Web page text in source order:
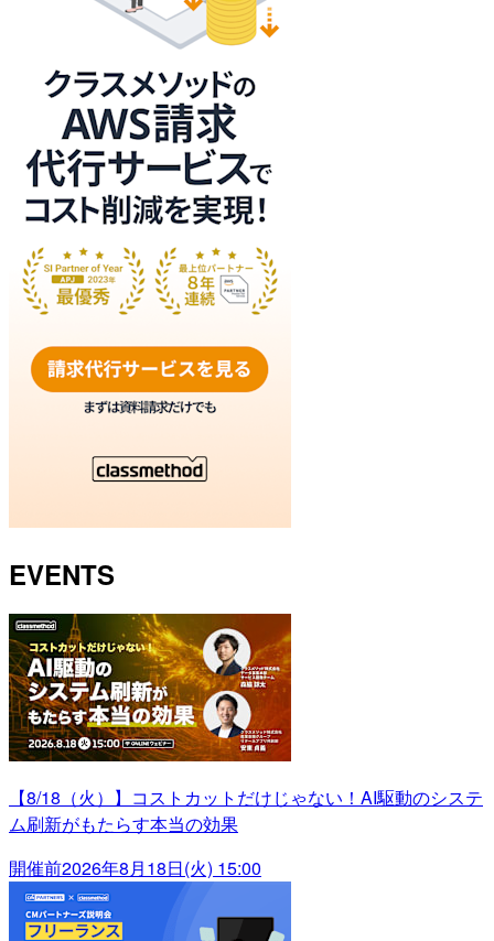
EVENTS
【8/18（火）】コストカットだけじゃない！AI駆動のシステ
ム刷新がもたらす本当の効果
開催前2026年8月18日(火) 15:00